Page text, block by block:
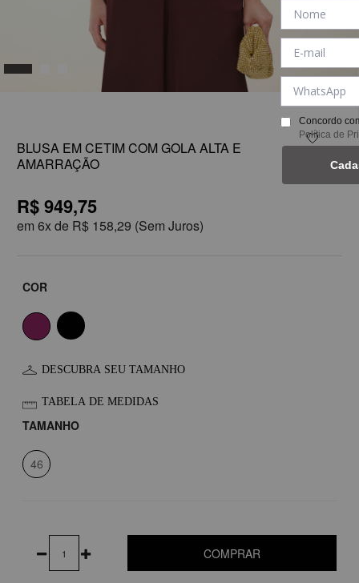
1
BLUSA EM CETIM COM GOLA ALTA E
AMARRAÇÃO
R$ 949,75
em 6x de R$ 158,29 (Sem Juros)
COR
DESCUBRA SEU TAMANHO
TABELA DE MEDIDAS
TAMANHO
46
COMPRAR
Concordo
Política de